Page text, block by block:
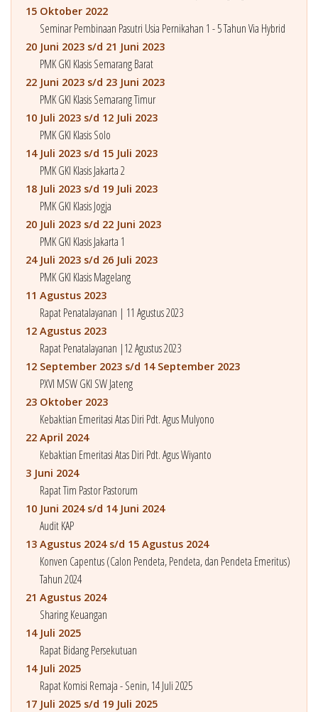
15 Oktober 2022
Seminar Pembinaan Pasutri Usia Pernikahan 1 - 5 Tahun Via Hybrid
20 Juni 2023 s/d 21 Juni 2023
PMK GKI Klasis Semarang Barat
22 Juni 2023 s/d 23 Juni 2023
PMK GKI Klasis Semarang Timur
10 Juli 2023 s/d 12 Juli 2023
PMK GKI Klasis Solo
14 Juli 2023 s/d 15 Juli 2023
PMK GKI Klasis Jakarta 2
18 Juli 2023 s/d 19 Juli 2023
PMK GKI Klasis Jogja
20 Juli 2023 s/d 22 Juni 2023
PMK GKI Klasis Jakarta 1
24 Juli 2023 s/d 26 Juli 2023
PMK GKI Klasis Magelang
11 Agustus 2023
Rapat Penatalayanan | 11 Agustus 2023
12 Agustus 2023
Rapat Penatalayanan |12 Agustus 2023
12 September 2023 s/d 14 September 2023
PXVI MSW GKI SW Jateng
23 Oktober 2023
Kebaktian Emeritasi Atas Diri Pdt. Agus Mulyono
22 April 2024
Kebaktian Emeritasi Atas Diri Pdt. Agus Wiyanto
3 Juni 2024
Rapat Tim Pastor Pastorum
10 Juni 2024 s/d 14 Juni 2024
Audit KAP
13 Agustus 2024 s/d 15 Agustus 2024
Konven Capentus (Calon Pendeta, Pendeta, dan Pendeta Emeritus)
Tahun 2024
21 Agustus 2024
Sharing Keuangan
14 Juli 2025
Rapat Bidang Persekutuan
14 Juli 2025
Rapat Komisi Remaja - Senin, 14 Juli 2025
17 Juli 2025 s/d 19 Juli 2025